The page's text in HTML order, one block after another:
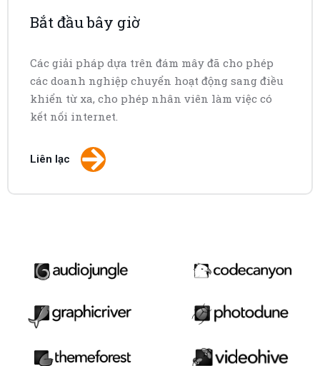
Bắt đầu bây giờ
Các giải pháp dựa trên đám mây đã cho phép
các doanh nghiệp chuyển hoạt động sang điều
khiển từ xa, cho phép nhân viên làm việc có
kết nối internet.
Liên lạc